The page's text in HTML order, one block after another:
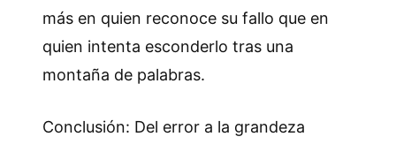
más en quien reconoce su fallo que en
quien intenta esconderlo tras una
montaña de palabras.
Conclusión: Del error a la grandeza